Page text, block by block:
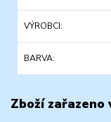
VÝROBCI
BARVA
Zboží